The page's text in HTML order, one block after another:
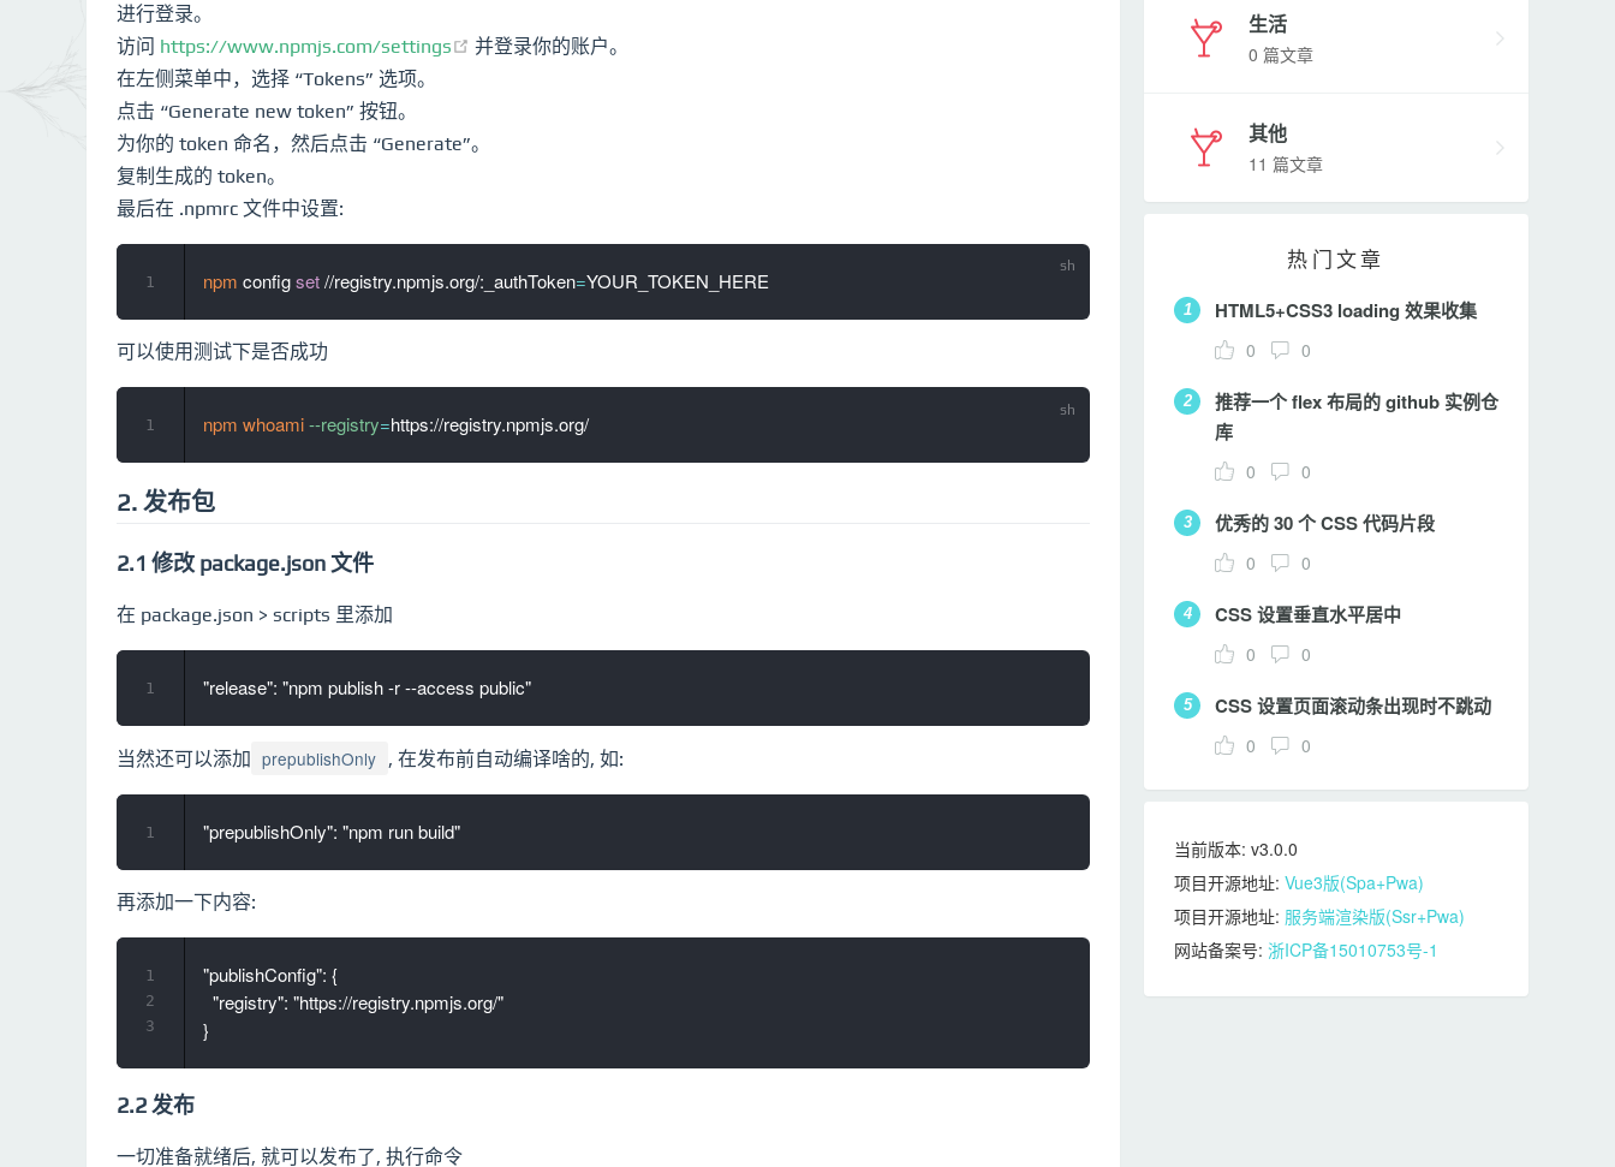
进行登录。
访问 https://www.npmjs.com/settings
并登录你的账户。
在左侧菜单中，选择 “Tokens” 选项。
点击 “Generate new token” 按钮。
为你的 token 命名，然后点击 “Generate”。
复制生成的 token。
最后在 .npmrc 文件中设置:
npm config set //registry.npmjs.org/:_authToken=
1
可以使用测试下是否成功
npm whoami--registry=
1
2. 发布包
2.1 修改 package.json 文件
在 package.json > scripts 里添加
1
当然还可以添加 prepublishOnly , 在发布前自动编译啥的, 如:
1
再添加一下内容:
"publishConfig": {
  "registry": "https://registry.npmjs.org/"
1
2
3
2.2 发布
一切准备就绪后, 就可以发布了, 执行命令
生活
0 篇文章
其他
11 篇文章
热门文章
1 HTML5+CSS3 loading 效果收集
0 0
2
推荐一个 flex 布局的 github 实例仓
库
0 0
3 优秀的 30 个 CSS 代码片段
0 0
4 CSS 设置垂直水平居中
0 0
5 CSS 设置页面滚动条出现时不跳动
0 0
当前版本: v3.0.0
项目开源地址: Vue3版(Spa+Pwa)
项目开源地址: 服务端渲染版(Ssr+Pwa)
网站备案号: 浙ICP备15010753号-1